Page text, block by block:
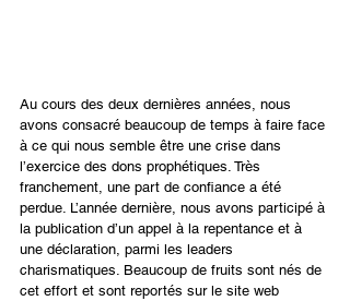
Au cours des deux dernières années, nous
avons consacré beaucoup de temps à faire face
à ce qui nous semble être une crise dans
l’exercice des dons prophétiques. Très
franchement, une part de confiance a été
perdue. L’année dernière, nous avons participé à
la publication d’un appel à la repentance et à
une déclaration, parmi les leaders
charismatiques. Beaucoup de fruits sont nés de
cet effort et sont reportés sur le site web